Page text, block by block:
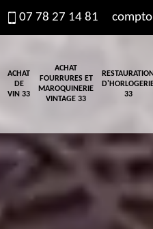
07 78 27 14 81
ACHAT
DE
VIN 33
ACHAT
FOURRURES ET
MAROQUINERIE
VINTAGE 33
RESTAURATION
33